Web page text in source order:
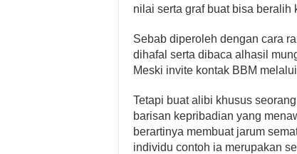
nilai serta graf buat bisa beralih
Sebab diperoleh dengan cara
dihafal serta dibaca alhasil
Meski invite kontak BBM
Tetapi buat alibi khusus
barisan kepribadian yang
berartinya membuat jarum
individu contoh ia merupakan